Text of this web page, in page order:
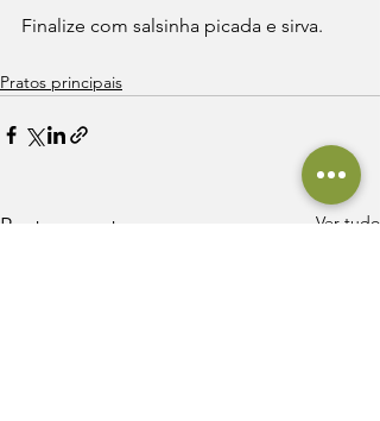
Finalize com salsinha picada e sirva.
Pratos principais
Posts recentes Ver tudo